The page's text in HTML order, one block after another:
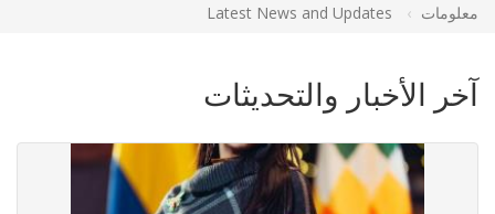
معلومات
آخر الأخبار والتحديثات